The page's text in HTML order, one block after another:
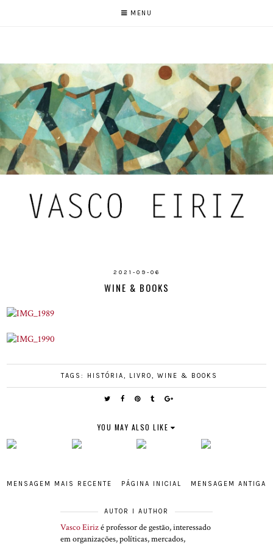
MENU
2021-09-06
WINE & BOOKS
TAGS: HISTÓRIA, LIVRO, WINE & BOOKS
YOU MAY ALSO LIKE
MENSAGEM MAIS RECENTE MENSAGEM ANTIGA
PÁGINA INICIAL
AUTOR I AUTHOR
Vasco Eirizé professor de gestão, interessado
em organizações, políticas, mercados,